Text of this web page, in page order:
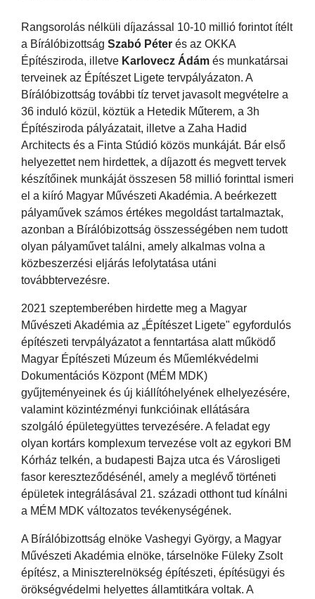
Rangsorolás nélküli díjazással 10-10 millió forintot ítélt
a Bírálóbizottság Szabó Péter és az OKKA
Építésziroda, illetve Karlovecz Ádám és munkatársai
terveinek az Építészet Ligete tervpályázaton. A
Bírálóbizottság további tíz tervet javasolt megvételre a
36 induló közül, köztük a Hetedik Műterem, a 3h
Építésziroda pályázatait, illetve a Zaha Hadid
Architects és a Finta Stúdió közös munkáját. Bár első
helyezettet nem hirdettek, a díjazott és megvett tervek
készítőinek munkáját összesen 58 millió forinttal ismeri
el a kiíró Magyar Művészeti Akadémia. A beérkezett
pályaművek számos értékes megoldást tartalmaztak,
azonban a Bírálóbizottság összességében nem tudott
olyan pályaművet találni, amely alkalmas volna a
közbeszerzési eljárás lefolytatása utáni
továbbtervezésre.
2021 szeptemberében hirdette meg a Magyar
Művészeti Akadémia az „Építészet Ligete" egyfordulós
építészeti tervpályázatot a fenntartása alatt működő
Magyar Építészeti Múzeum és Műemlékvédelmi
Dokumentációs Központ (MÉM MDK)
gyűjteményeinek és új kiállítóhelyének elhelyezésére,
valamint közintézményi funkcióinak ellátására
szolgáló épületegyüttes tervezésére. A feladat egy
olyan kortárs komplexum tervezése volt az egykori BM
Kórház telkén, a budapesti Bajza utca és Városligeti
fasor kereszteződésénél, amely a meglévő történeti
épületek integrálásával 21. századi otthont tud kínálni
a MÉM MDK változatos tevékenységének.
A Bírálóbizottság elnöke Vashegyi György, a Magyar
Művészeti Akadémia elnöke, társelnöke Füleky Zsolt
építész, a Miniszterelnökség építészeti, építésügyi és
örökségvédelmi helyettes államtitkára voltak. A